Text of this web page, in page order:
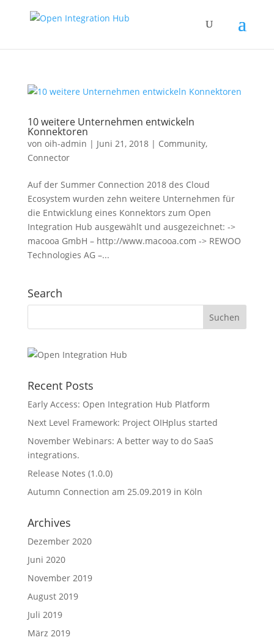
10 weitere Unternehmen entwickeln
Konnektoren
von oih-admin | Juni 21, 2018| Community,
Connector
Auf der Summer Connection 2018 des Cloud
Ecosystem wurden zehn weitere Unternehmen für
die Entwicklung eines Konnektors zum Open
Integration Hub ausgewählt und ausgezeichnet: ->
macooa GmbH – http://www.macooa.com -> REWOO
Technologies AG –...
Search
Recent Posts
Early Access: Open Integration Hub Platform
Next Level Framework: Project OIHplus started
November Webinars: A better way to do SaaS
integrations.
Release Notes (1.0.0)
Autumn Connection am 25.09.2019 in Köln
Archives
Dezember 2020
Juni 2020
November 2019
August 2019
Juli 2019
März 2019